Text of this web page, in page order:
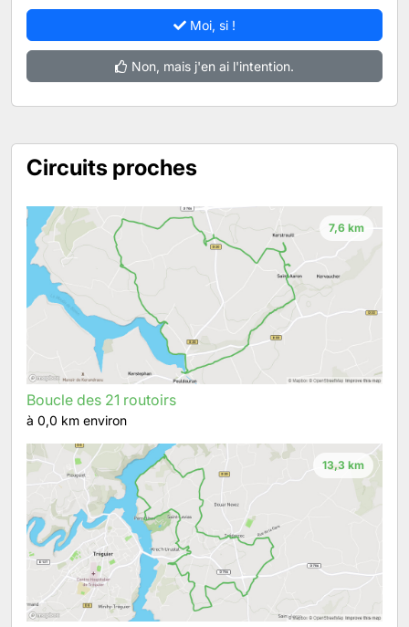
Moi, si !
Non, mais j'en ai l'intention.
Circuits proches
7,6 km
Boucle des 21 routoirs
à 0,0 km environ
13,3 km